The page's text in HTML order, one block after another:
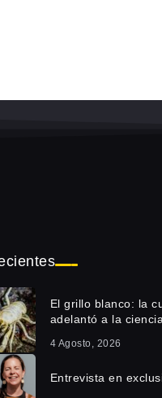
El grillo blanco: la
adelantó a la ciencia
4 Agosto, 2026
Entrevista en